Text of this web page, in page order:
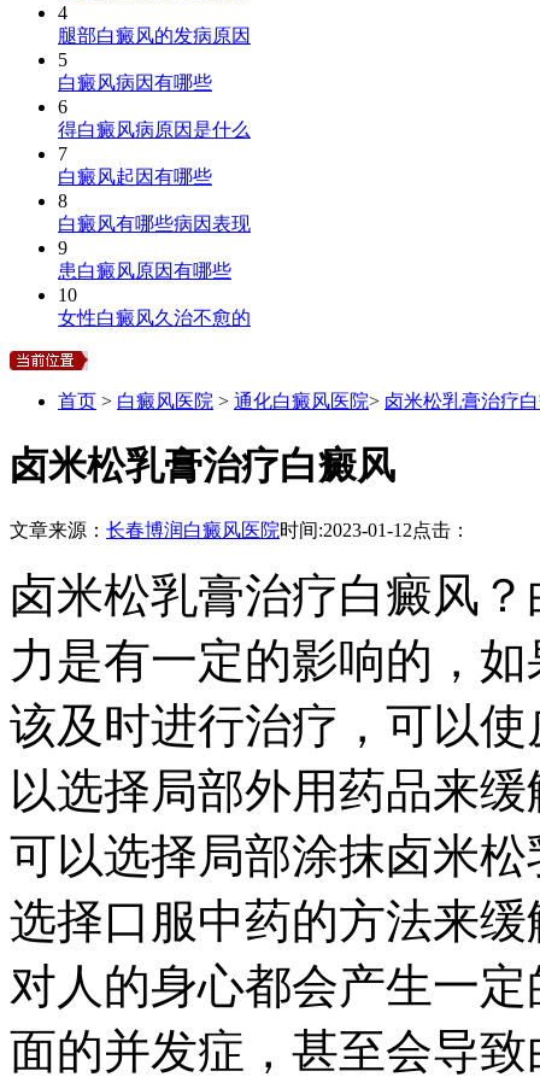
4
腿部白癜风的发病原因
5
白癜风病因有哪些
6
得白癜风病原因是什么
7
白癜风起因有哪些
8
白癜风有哪些病因表现
9
患白癜风原因有哪些
10
女性白癜风久治不愈的
首页 > 白癜风医院 > 通化白癜风医院> 卤米松乳膏治疗
卤米松乳膏治疗白癜风
文章来源： 长春博润白癜风医院时间:2023-01-12点击：
卤米松乳膏治疗白癜风
力是有一定的影响的，
该及时进行治疗，可以
以选择局部外用药品来
可以选择局部涂抹卤米
选择口服中药的方法来
对人的身心都会产生一
面的并发症，甚至会导